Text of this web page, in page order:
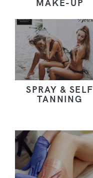
SPRAY & SELF
TANNING